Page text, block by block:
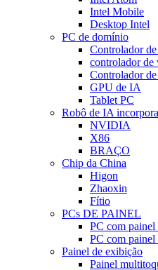
Intel Mobile
Desktop Intel
PC de domínio
Controlador
controlador de
Controlador
GPU de IA
Tablet PC
Robô de IA
NVIDIA
X86
BRAÇO
Chip da China
Higon
Zhaoxin
Fítio
PCs DE PAINEL
PC com
PC com painel
Painel de exibição
Painel